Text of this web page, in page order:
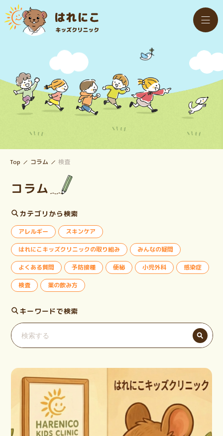
Top コラム 検査
コラム
カテゴリから検索
アレルギー スキンケア
はれにこキッズクリニックの取り組み みんなの疑問
よくある質問 予防接種 便秘 小児外科 感染症
検査 薬の飲み方
キーワードで検索